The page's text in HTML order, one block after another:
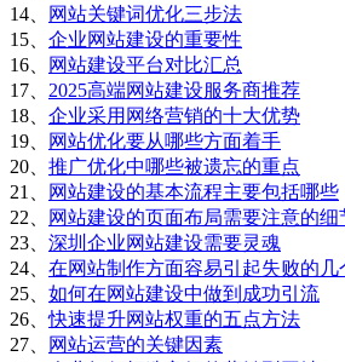
14、
网站关键词优化三步法
15、 企业网站建设的重要性
16、
网站建设平台对比汇总
17、 2025高端网站建设服务商推荐
18、 企业采用网络营销的十大优势
19、
网站优化要从哪些方面着手
20、 推广优化中哪些被遗忘的重点
21、
网站建设的基本流程主要包括哪些
22、
网站建设的页面布局需要注意的细
23、 深圳企业网站建设需要灵魂
24、 在网站制作方面容易引起失败的几
25、 如何在网站建设中做到成功引流
26、快速提升网站权重的五点方法
27、
网站运营的关键因素